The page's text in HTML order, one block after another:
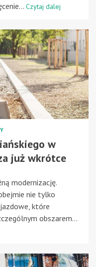
Czytaj dalej
w
już wkrótce
modernizację.
nie tylko
które
obszarem...